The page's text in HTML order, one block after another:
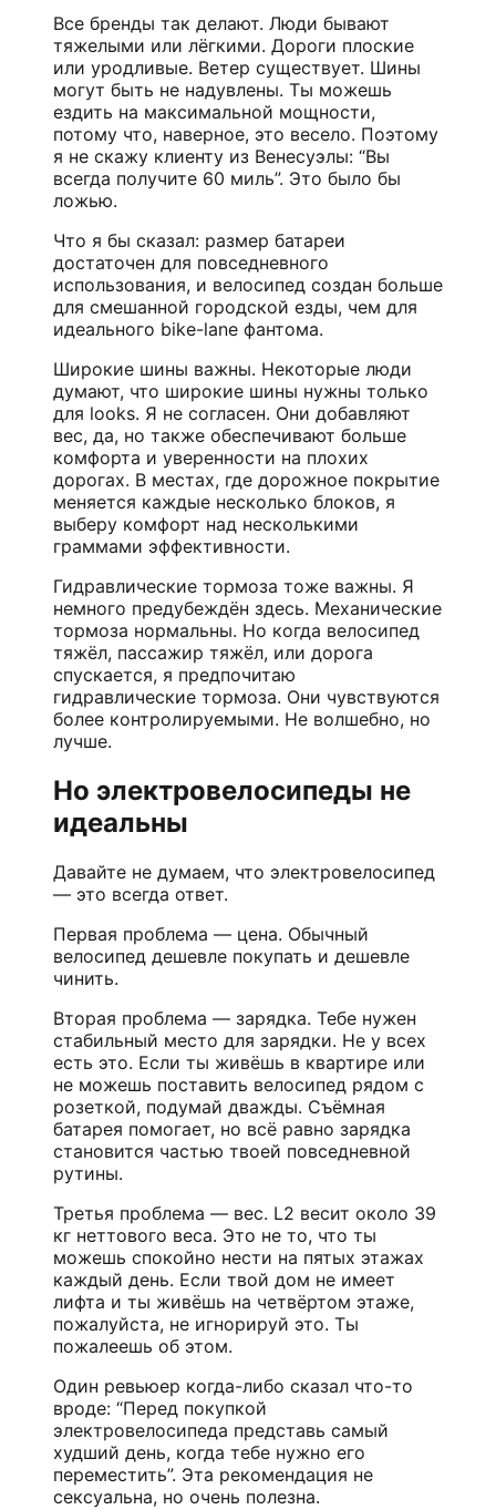
Все бренды так делают. Люди бывают
тяжелыми или лёгкими. Дороги плоские
или уродливые. Ветер существует. Шины
могут быть не надувлены. Ты можешь
ездить на максимальной мощности,
потому что, наверное, это весело. Поэтому
я не скажу клиенту из Венесуэлы: “Вы
всегда получите 60 миль”. Это было бы
ложью.
Что я бы сказал: размер батареи
достаточен для повседневного
использования, и велосипед создан больше
для смешанной городской езды, чем для
идеального bike-lane фантома.
Широкие шины важны. Некоторые люди
думают, что широкие шины нужны только
для looks. Я не согласен. Они добавляют
вес, да, но также обеспечивают больше
комфорта и уверенности на плохих
дорогах. В местах, где дорожное покрытие
меняется каждые несколько блоков, я
выберу комфорт над несколькими
граммами эффективности.
Гидравлические тормоза тоже важны. Я
немного предубеждён здесь. Механические
тормоза нормальны. Но когда велосипед
тяжёл, пассажир тяжёл, или дорога
спускается, я предпочитаю
гидравлические тормоза. Они чувствуются
более контролируемыми. Не волшебно, но
лучше.
Но электровелосипеды не
идеальны
Давайте не думаем, что электровелосипед
— это всегда ответ.
Первая проблема — цена. Обычный
велосипед дешевле покупать и дешевле
чинить.
Вторая проблема — зарядка. Тебе нужен
стабильный место для зарядки. Не у всех
есть это. Если ты живёшь в квартире или
не можешь поставить велосипед рядом с
розеткой, подумай дважды. Съёмная
батарея помогает, но всё равно зарядка
становится частью твоей повседневной
рутины.
Третья проблема — вес. L2 весит около 39
кг неттового веса. Это не то, что ты
можешь спокойно нести на пятых этажах
каждый день. Если твой дом не имеет
лифта и ты живёшь на четвёртом этаже,
пожалуйста, не игнорируй это. Ты
пожалеешь об этом.
Один ревьюер когда-либо сказал что-то
вроде: “Перед покупкой
электровелосипеда представь самый
худший день, когда тебе нужно его
переместить”. Эта рекомендация не
сексуальна, но очень полезна.